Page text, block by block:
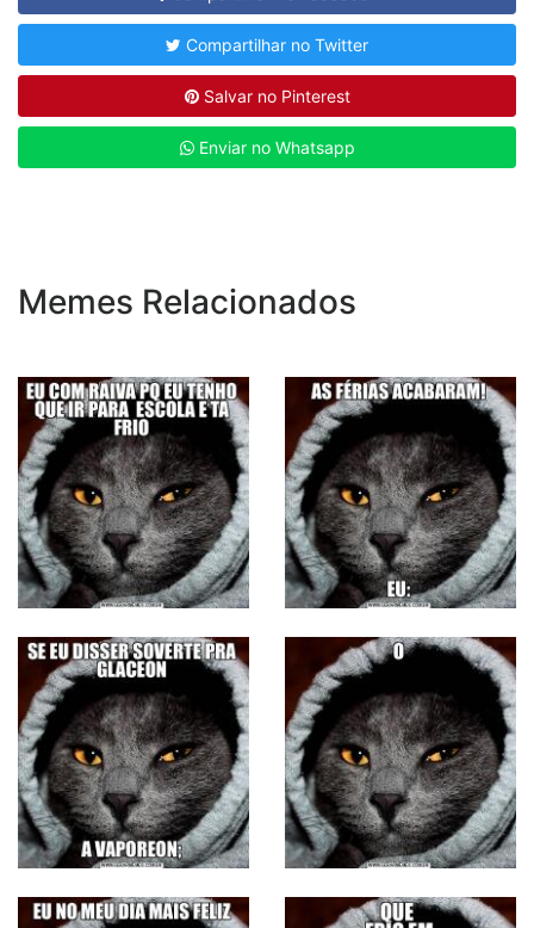
Compartilhar no Twitter
Salvar no Pinterest
Enviar no Whatsapp
Memes Relacionados